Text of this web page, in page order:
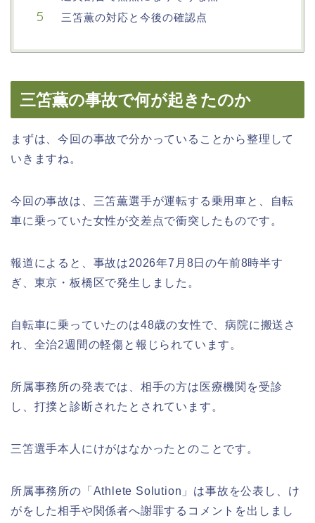
三笘薫の対応と今後の確認点
三笘薫の事故で何が起きたのか
まずは、今回の事故で分かっていることから整理して
いきますね。
今回の事故は、三笘薫選手が運転する乗用車と、自転
車に乗っていた女性が交差点で衝突したものです。
報道によると、事故は2026年7月8日の午前8時半す
ぎ、東京・板橋区で発生しました。
自転車に乗っていたのは48歳の女性で、病院に搬送さ
れ、全治2週間の軽傷と報じられています。
所属事務所の発表では、相手の方は医療機関を受診
し、打撲と診断されたとされています。
三笘選手本人にけがはなかったとのことです。
所属事務所の「Athlete Solution」は事故を公表し、け
がをした相手や関係者へ謝罪するコメントを出しまし